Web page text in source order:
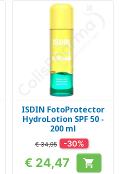
ISDIN FotoProtector
HydroLotion SPF 50 -
200 ml
€ 34,95 -30%
Prijs
€ 24,47 